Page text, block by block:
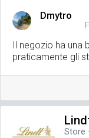
Dmytro
Il negozio ha
praticamente gli
Store ·